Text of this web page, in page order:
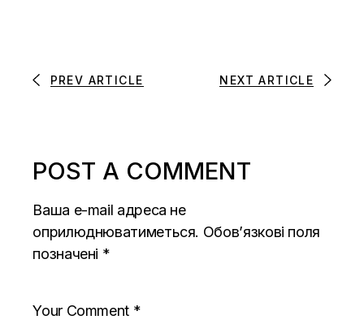
PREV ARTICLE NEXT ARTICLE
POST A COMMENT
Ваша e-mail адреса не
оприлюднюватиметься. Обов’язкові поля
позначені *